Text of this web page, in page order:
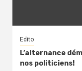
Edito
L’alternance
nos politiciens!